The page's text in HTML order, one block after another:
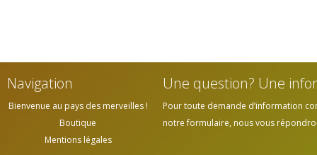
Navigation
Bienvenue au pays des merveilles !
Boutique
Mentions légales
Une question? Une
Pour toute demande d’information
notre formulaire, nous vous